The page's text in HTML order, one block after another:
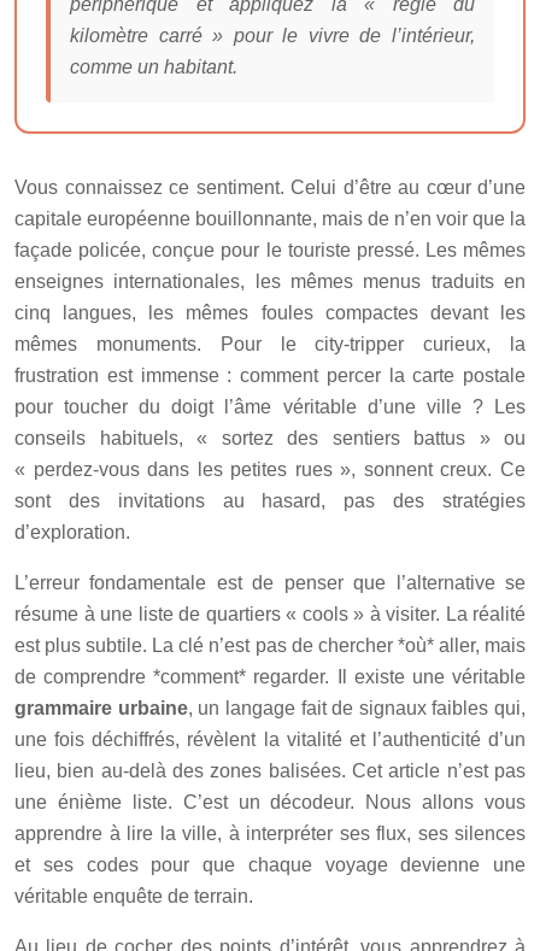
périphérique et appliquez la « règle du
kilomètre carré » pour le vivre de l’intérieur,
comme un habitant.
Vous connaissez ce sentiment. Celui d’être au cœur d’une
capitale européenne bouillonnante, mais de n’en voir que la
façade policée, conçue pour le touriste pressé. Les mêmes
enseignes internationales, les mêmes menus traduits en
cinq langues, les mêmes foules compactes devant les
mêmes monuments. Pour le city-tripper curieux, la
frustration est immense : comment percer la carte postale
pour toucher du doigt l’âme véritable d’une ville ? Les
conseils habituels, « sortez des sentiers battus » ou
« perdez-vous dans les petites rues », sonnent creux. Ce
sont des invitations au hasard, pas des stratégies
d’exploration.
L’erreur fondamentale est de penser que l’alternative se
résume à une liste de quartiers « cools » à visiter. La réalité
est plus subtile. La clé n’est pas de chercher *où* aller, mais
de comprendre *comment* regarder. Il existe une véritable
grammaire urbaine, un langage fait de signaux faibles qui,
une fois déchiffrés, révèlent la vitalité et l’authenticité d’un
lieu, bien au-delà des zones balisées. Cet article n’est pas
une énième liste. C’est un décodeur. Nous allons vous
apprendre à lire la ville, à interpréter ses flux, ses silences
et ses codes pour que chaque voyage devienne une
véritable enquête de terrain.
Au lieu de cocher des points d’intérêt, vous apprendrez à